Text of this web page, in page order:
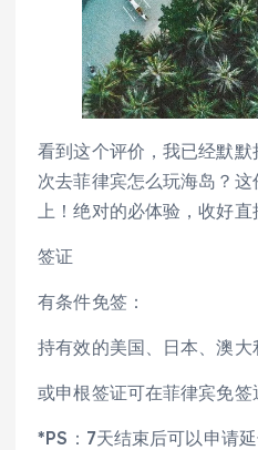
看到这个评价，我已经默
次去菲律宾怎么玩海岛？
上！绝对的必体验，收好直
签证
有条件免签：
持有效的美国、日本、澳大
或申根签证可在菲律宾免
*PS：7天结束后可以申请